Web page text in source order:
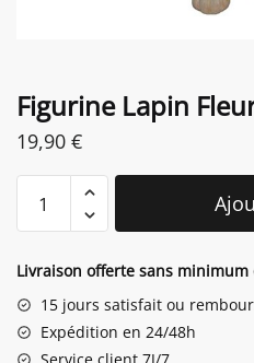
Figurine Lapin
19,90 €
Lapin
Livraison offerte sans minimum
15 jours satisfait ou
Expédition en 24/48h